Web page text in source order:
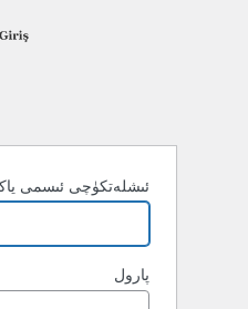
ئىشلەتكۈچى ئىسمى
پارول